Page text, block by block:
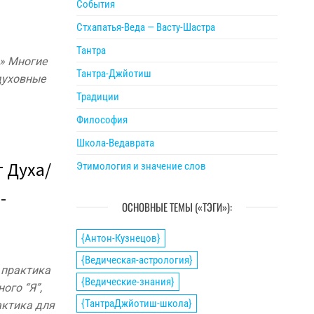
Многие
Духа/
“Я”,
для
События
Стхапатья-Веда — Васту-Шастра
Тантра
Тантра-Джйотиш
Традиции
Философия
Школа-Ведаврата
Этимология и значение слов
ОСНОВНЫЕ ТЕМЫ («ТЭГИ»):
{Антон-Кузнецов}
{Ведическая-астрология}
{Ведические-знания}
{ТантраДжйотиш-школа}